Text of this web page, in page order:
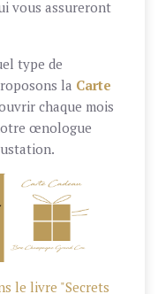
vous assureront
type de
la Carte
chaque mois
œnologue
le livre "Secrets